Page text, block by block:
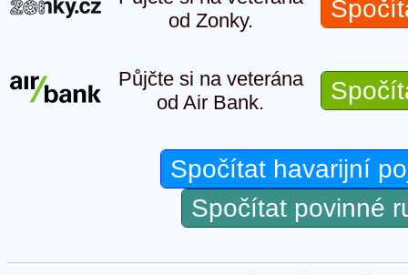
od Zonky.
Půjčte si na veterána
od Air Bank.
Spočítat havarijní
Spočítat povinné